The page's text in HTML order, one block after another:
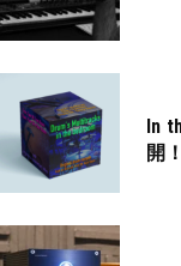
In
開！